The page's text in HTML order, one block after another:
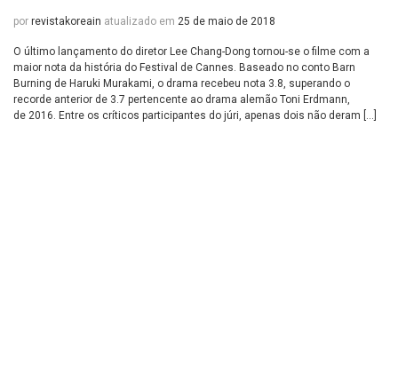
por revistakoreain atualizado em 25 de maio de 2018
O último lançamento do diretor Lee Chang-Dong tornou-se o filme com a
maior nota da história do Festival de Cannes. Baseado no conto Barn
Burning de Haruki Murakami, o drama recebeu nota 3.8, superando o
recorde anterior de 3.7 pertencente ao drama alemão Toni Erdmann,
de 2016. Entre os críticos participantes do júri, apenas dois não deram […]